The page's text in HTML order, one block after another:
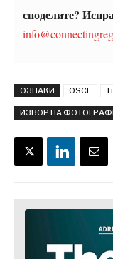
споделите?
ОЗНАКИ OSCE
ИЗВОР НА